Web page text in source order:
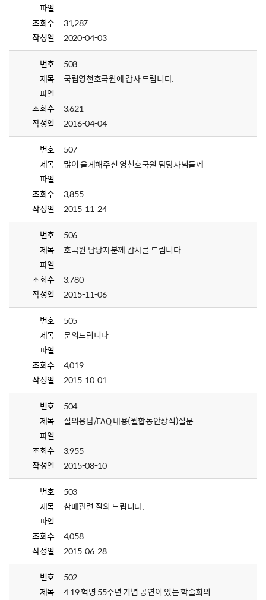
파일
조회수
31,287
작성일
2020-04-03
번호
508
제목
국립영천호국원에 감사 드립니다.
파일
조회수
3,621
작성일
2016-04-04
번호
507
제목
많이 울게해주신 영천호국원 담당자님들께
파일
조회수
3,855
작성일
2015-11-24
번호
506
제목
호국원 담당자분께 감사를 드림니다
파일
조회수
3,780
작성일
2015-11-06
번호
505
제목
문의드립니다
파일
조회수
4,019
작성일
2015-10-01
번호
504
제목
질의응답/FAQ 내용(월합동안장식)질문
파일
조회수
3,955
작성일
2015-08-10
번호
503
제목
참배관련 질의 드립니다.
파일
조회수
4,058
작성일
2015-06-28
번호
502
제목
4.19 혁명 55주년 기념 공연이 있는 학술회의